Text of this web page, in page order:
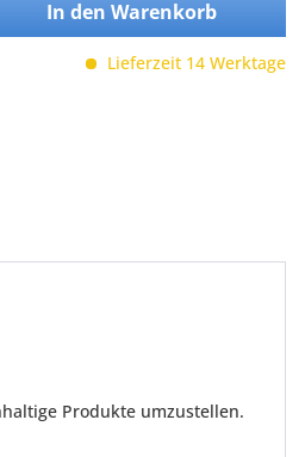
In den Warenkorb
Lieferzeit 14 Werktage
Produkte umzustellen.